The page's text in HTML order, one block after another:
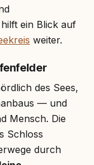
ein Blick auf
weiter.
des Sees,
— und
Mensch. Die
Schloss
durch